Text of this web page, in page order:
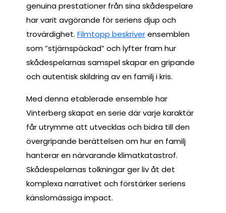
genuina prestationer från sina skådespelare
har varit avgörande för seriens djup och
trovärdighet. Filmtopp beskriverensemblen
som ”stjärnspäckad” och lyfter fram hur
skådespelarnas samspel skapar en gripande
och autentisk skildring av en familj i kris.
Med denna etablerade ensemble har
Vinterberg skapat en serie där varje karaktär
får utrymme att utvecklas och bidra till den
övergripande berättelsen om hur en familj
hanterar en närvarande klimatkatastrof.
Skådespelarnas tolkningar ger liv åt det
komplexa narrativet och förstärker seriens
känslomässiga impact.